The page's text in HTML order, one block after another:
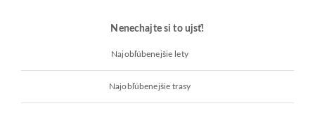
Nenechajte si to ujsť!
Najobľúbenejšie lety
Najobľúbenejšie trasy